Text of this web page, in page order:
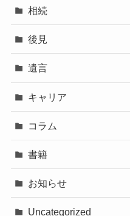
相続
後見
遺言
キャリア
コラム
書籍
お知らせ
Uncategorized